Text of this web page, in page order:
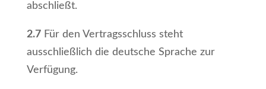
abschließt.
2.7Für den Vertragsschluss steht
ausschließlich die deutsche Sprache zur
Verfügung.